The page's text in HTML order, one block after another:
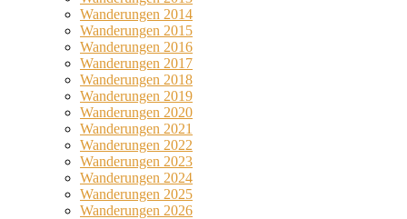
Wanderungen 2014
Wanderungen 2015
Wanderungen 2016
Wanderungen 2017
Wanderungen 2018
Wanderungen 2019
Wanderungen 2020
Wanderungen 2021
Wanderungen 2022
Wanderungen 2023
Wanderungen 2024
Wanderungen 2025
Wanderungen 2026